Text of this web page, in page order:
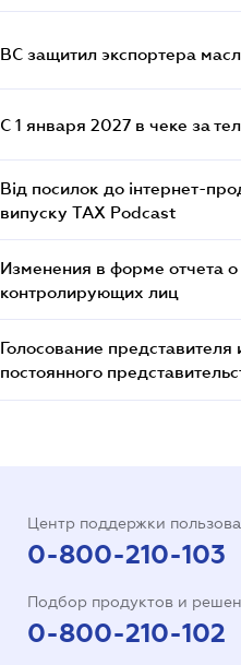
ВС защитил экспортера
С 1 января 2027 в чеке за
Від посилок до інтернет-
випуску TAX Podcast
Изменения в форме отчета
контролирующих лиц
Голосование
постоянного
Центр поддержки
0-800-210-103
Подбор продуктов и
0-800-210-102